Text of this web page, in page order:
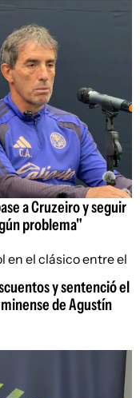
a Cruzeiro y seguir
problema"
y sentenció el
de Agustín